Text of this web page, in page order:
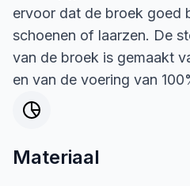
ervoor dat de broek goed
schoenen of laarzen. De
van de broek is gemaakt
en van de voering van
Materiaal